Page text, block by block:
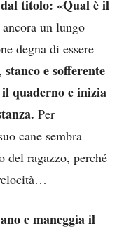
titolo: «Qual è il
un lungo
degna di essere
stanco e sofferente
quaderno e inizia
Per
cane sembra
del ragazzo, perché
e maneggia il